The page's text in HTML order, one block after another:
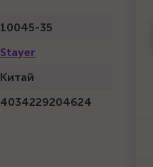
10045-35
Stayer
Китай
4034229204624